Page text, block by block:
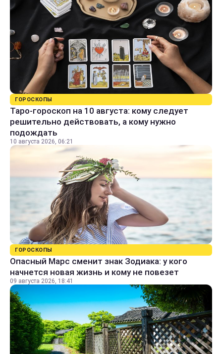
ГОРОСКОПЫ
Таро-гороскоп на 10 августа: кому следует
решительно действовать, а кому нужно
подождать
10 августа 2026, 06:21
ГОРОСКОПЫ
Опасный Марс сменит знак Зодиака: у кого
начнется новая жизнь и кому не повезет
09 августа 2026, 18:41